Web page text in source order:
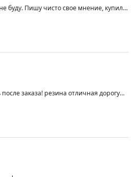
буду. Пишу чисто свое мнение, купил
R18, отбалсировались хорошо. Мягкие
Советую пока цены не кусаются,
заказа! резина отличная дорогу
на Лифан смайл ! я доволен!